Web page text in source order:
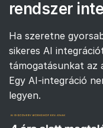
rendszer
Ha szeretne
sikeres AI
támogatásunkat az
Egy AI-integráció
legyen.